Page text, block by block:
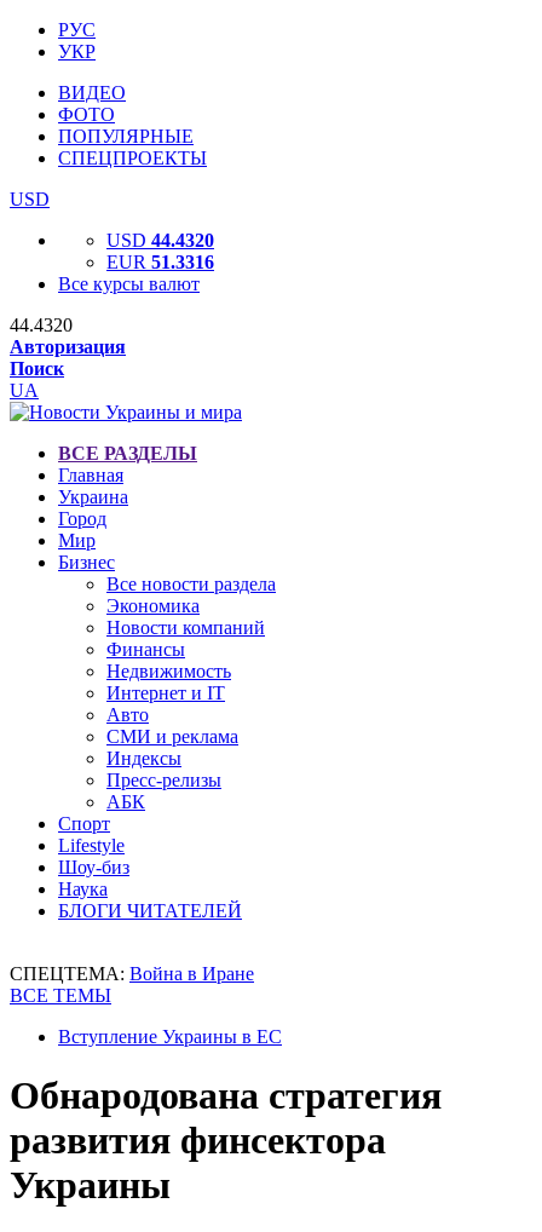
РУС
УКР
ВИДЕО
ФОТО
ПОПУЛЯРНЫЕ
СПЕЦПРОЕКТЫ
USD
USD 44.4320
EUR 51.3316
Все курсы валют
44.4320
Авторизация
Поиск
UA
ВСЕ РАЗДЕЛЫ
Главная
Украина
Город
Мир
Бизнес
Все новости раздела
Экономика
Новости компаний
Финансы
Недвижимость
Интернет и IT
Авто
СМИ и реклама
Индексы
Пресс-релизы
АБК
Спорт
Lifestyle
Шоу-биз
Наука
БЛОГИ ЧИТАТЕЛЕЙ
СПЕЦТЕМА: Война в Иране
ВСЕ ТЕМЫ
Вступление Украины в ЕС
Обнародована стратегия
развития финсектора
Украины